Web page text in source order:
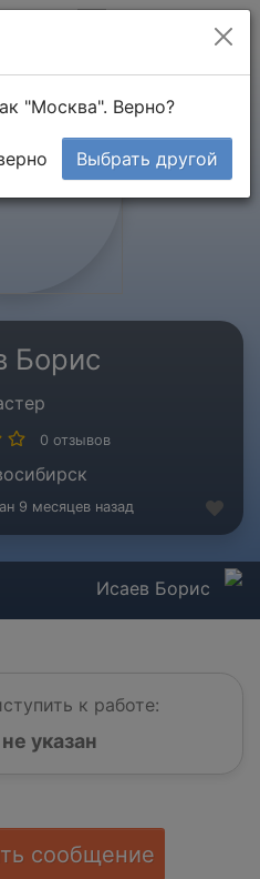
Борис
0 отзывов
9 месяцев назад
Исаев Борис
к работе:
указан
сообщение
"Москва". Верно?
Выбрать другой